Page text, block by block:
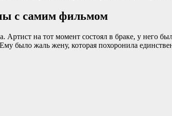
с самим фильмом
на тот момент состоял в браке, у него
было жаль жену, которая похоронила